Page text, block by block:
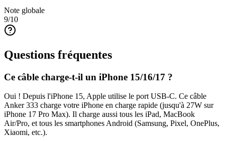
Note globale
9/10
Questions fréquentes
Ce câble charge-t-il un iPhone 15/16/17 ?
Oui ! Depuis l'iPhone 15, Apple utilise le port USB-C. Ce câble
Anker 333 charge votre iPhone en charge rapide (jusqu'à 27W sur
iPhone 17 Pro Max). Il charge aussi tous les iPad, MacBook
Air/Pro, et tous les smartphones Android (Samsung, Pixel, OnePlus,
Xiaomi, etc.).